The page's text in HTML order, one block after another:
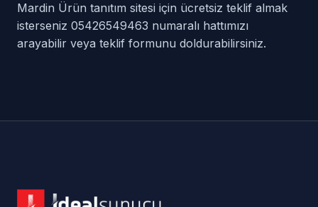
Mardin Ürün tanıtım sitesi için ücretsiz teklif almak
isterseniz 05426549463 numaralı hattımızı
arayabilir veya teklif formunu doldurabilirsiniz.